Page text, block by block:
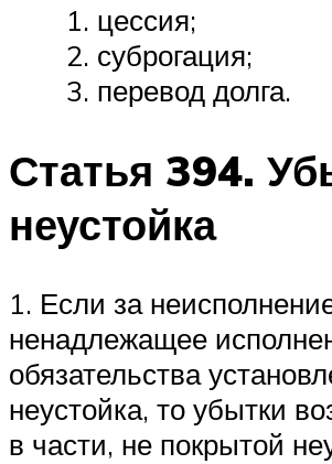
цессия;
суброгация;
перевод долга.
Статья 394.
неустойка
1. Если за
ненадлежащее
обязательства
неустойка, то убытки
в части, не покрытой